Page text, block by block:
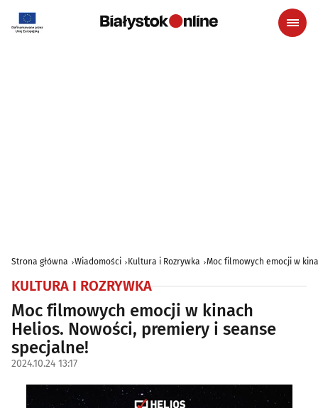
Strona główna Wiadomości Kultura i Rozrywka Moc filmowych emocji w
KULTURA I ROZRYWKA
Moc filmowych emocji w kinach
Helios. Nowości, premiery i seanse
specjalne!
2024.10.24 13:17